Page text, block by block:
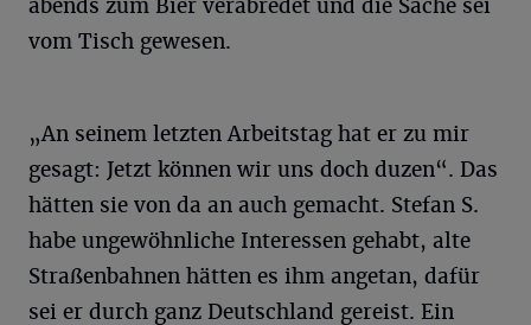
abends zum Bier verabredet und die Sache sei
vom Tisch gewesen.
„An seinem letzten Arbeitstag hat er zu mir
gesagt: Jetzt können wir uns doch duzen“. Das
hätten sie von da an auch gemacht. Stefan S.
habe ungewöhnliche Interessen gehabt, alte
Straßenbahnen hätten es ihm angetan, dafür
sei er durch ganz Deutschland gereist. Ein